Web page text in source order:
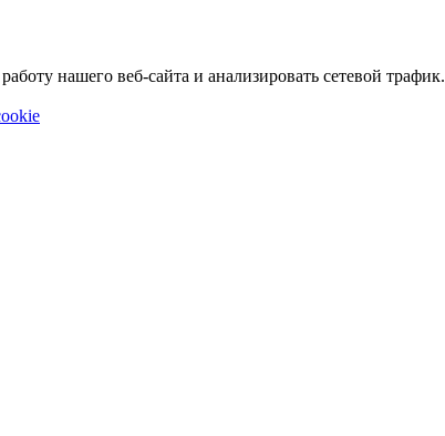
нашего веб-сайта и анализировать сетевой трафик.